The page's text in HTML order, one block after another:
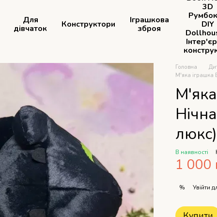
Для
дівчаток
Конструктори
Іграшкова
зброя
3D
DIY
Головна
М'яка іграшка
люкс)
В наявності
1 000
% Увійти